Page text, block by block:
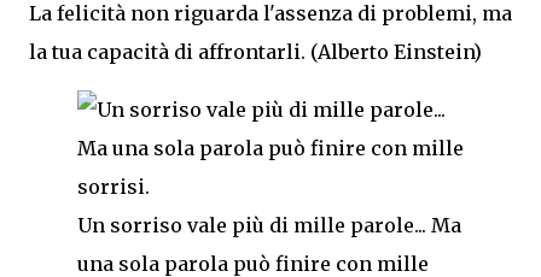
La felicità non riguarda l'assenza di problemi, ma
la tua capacità di affrontarli. (Alberto Einstein)
Un sorriso vale più di mille parole... Ma
una sola parola può finire con mille